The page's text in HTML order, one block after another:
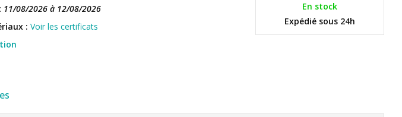
En stock
Expédié sous 24h
11/08/2026 à 12/08/2026
: Voir les certificats